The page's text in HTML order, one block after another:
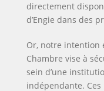
directement
d’Engie dans des
Or, notre intention
Chambre vise à
sein d’une
indépendante.